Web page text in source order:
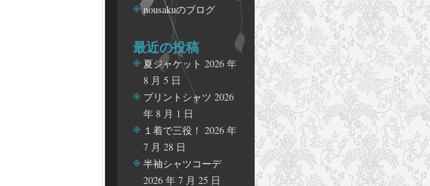
nousakuのブログ
最近の投稿
夏ジャケット 2026 年
8 月 5 日
プリントシャツ 2026
年 8 月 1 日
１着で三役！ 2026 年
7 月 28 日
半袖シャツコーデ
2026 年 7 月 25 日